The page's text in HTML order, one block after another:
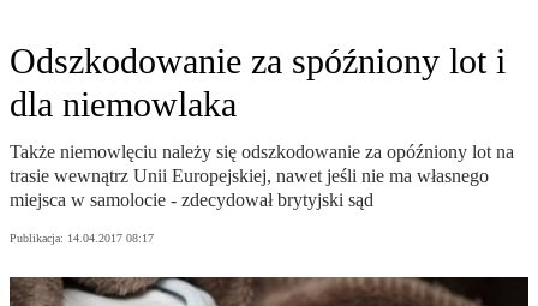
Odszkodowanie za spóźniony lot i
dla niemowlaka
Także niemowlęciu należy się odszkodowanie za opóźniony lot na
trasie wewnątrz Unii Europejskiej, nawet jeśli nie ma własnego
miejsca w samolocie - zdecydował brytyjski sąd
Publikacja: 14.04.2017 08:17